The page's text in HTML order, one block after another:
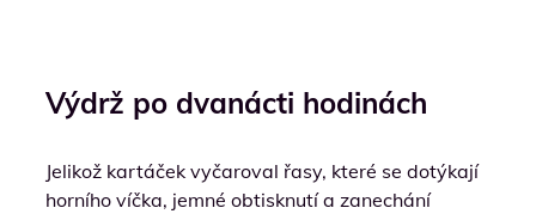
Výdrž po dvanácti hodinách
Jelikož kartáček vyčaroval řasy, které se dotýkají
horního víčka, jemné obtisknutí a zanechání